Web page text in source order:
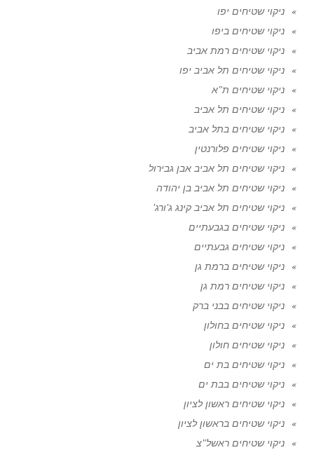
ניקוי שטיחים יפו
ניקוי שטיחים ביפו
ניקוי שטיחים רמת אביב
ניקוי שטיחים תל אביב יפו
ניקוי שטיחים ת"א
ניקוי שטיחים תל אביב
ניקוי שטיחים בתל אביב
ניקוי שטיחים פלורנטין
ניקוי שטיחים תל אביב אבן גבירול
ניקוי שטיחים תל אביב בן יהודה
ניקוי שטיחים תל אביב קינג ג'ורג'
ניקוי שטיחים בגבעתיים
ניקוי שטיחים גבעתיים
ניקוי שטיחים ברמת גן
ניקוי שטיחים רמת גן
ניקוי שטיחים בבני ברק
ניקוי שטיחים בחולון
ניקוי שטיחים חולון
ניקוי שטיחים בת ים
ניקוי שטיחים בבת ים
ניקוי שטיחים ראשון לציון
ניקוי שטיחים בראשון לציון
ניקוי שטיחים ראשל"צ